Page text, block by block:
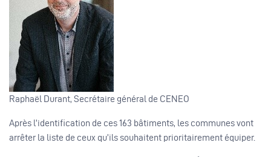
Raphaël Durant, Secrétaire général de CENEO
Après l’identification de ces 163 bâtiments, les communes vont
arrêter la liste de ceux qu’ils souhaitent prioritairement équiper.